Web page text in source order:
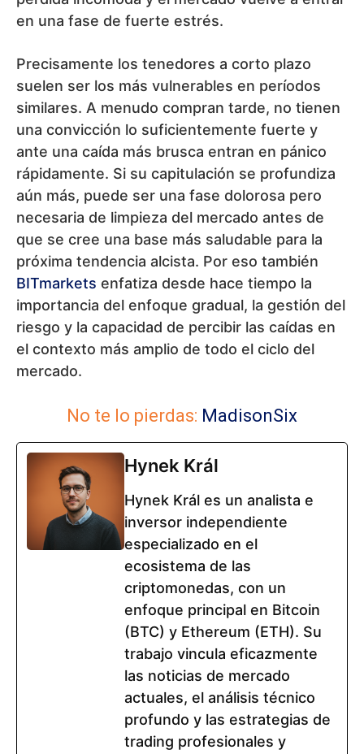
en una fase de fuerte estrés.
Precisamente los tenedores a corto plazo
suelen ser los más vulnerables en períodos
similares. A menudo compran tarde, no tienen
una convicción lo suficientemente fuerte y
ante una caída más brusca entran en pánico
rápidamente. Si su capitulación se profundiza
aún más, puede ser una fase dolorosa pero
necesaria de limpieza del mercado antes de
que se cree una base más saludable para la
próxima tendencia alcista. Por eso también
BITmarkets enfatiza desde hace tiempo la
importancia del enfoque gradual, la gestión del
riesgo y la capacidad de percibir las caídas en
el contexto más amplio de todo el ciclo del
mercado.
No te lo pierdas: MadisonSix
Hynek Král
Hynek Král es un analista e
inversor independiente
especializado en el
ecosistema de las
criptomonedas, con un
enfoque principal en Bitcoin
(BTC) y Ethereum (ETH). Su
trabajo vincula eficazmente
las noticias de mercado
actuales, el análisis técnico
profundo y las estrategias de
trading profesionales y